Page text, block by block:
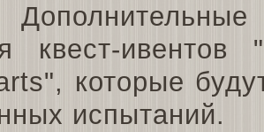
квест-ивентов
которые
испытаний.